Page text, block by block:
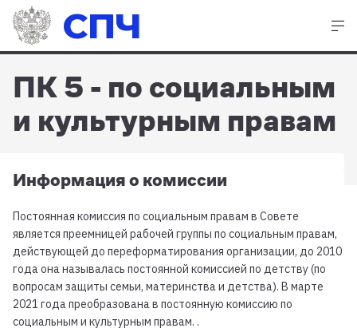
СПЧ
ПК 5 - по социальным
и культурным правам
Информация о комиссии
Постоянная комиссия по социальным правам в Совете
является преемницей рабочей группы по социальным правам,
действующей до переформатирования организации, до 2010
года она называлась постоянной комиссией по детству (по
вопросам защиты семьи, материнства и детства). В марте
2021 года преобразована в постоянную комиссию по
социальным и культурным правам. .